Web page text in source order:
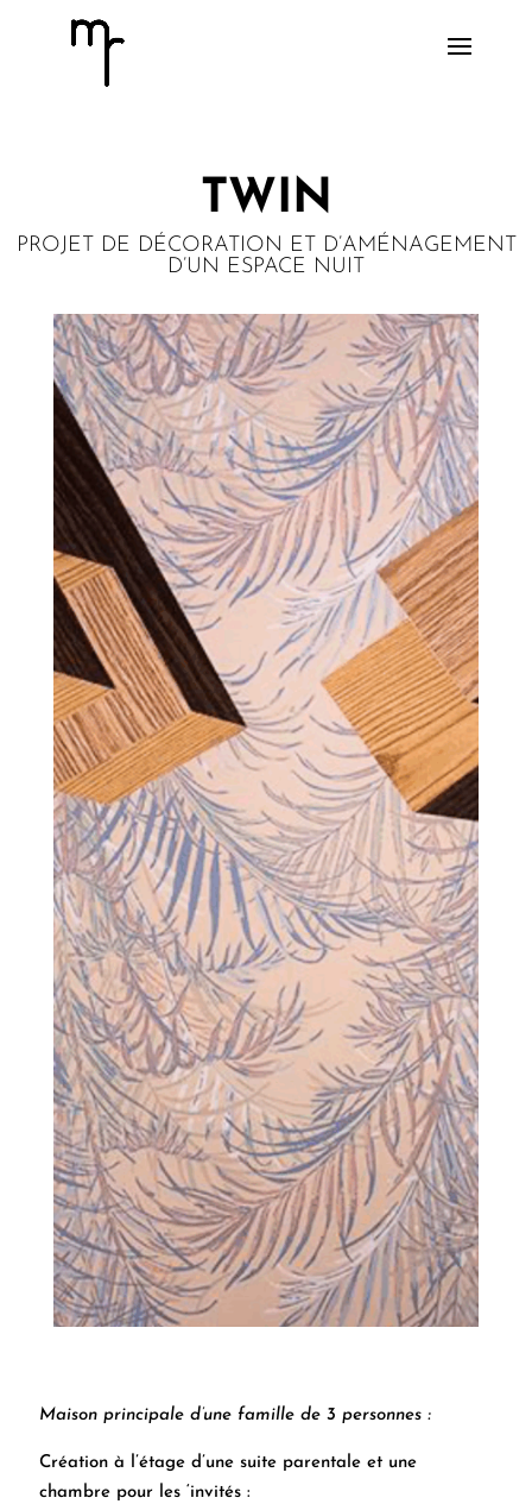
TWIN
PROJET DE DÉCORATION ET D’AMÉNAGEMENT
D’UN ESPACE NUIT
Maison principale d’une famille de 3 personnes :
Création à l’étage d’une suite parentale et une
chambre pour les ‘invités :